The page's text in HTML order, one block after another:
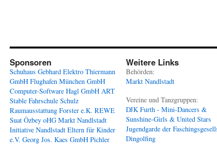
Sponsoren
Schuhaus Gebhard Elektro Thiermann
GmbH Flughafen München GmbH
Computer-Software Hagl GmbH ART
Stable Fahrschule Schulz
Raumausstattung Forster e.K. REWE
Suat Özbey oHG Markt Nandlstadt
Initiative Nandlstadt Eltern für Kinder
e.V. Georg Jos. Kaes GmbH Pichler
Weitere Links
Behörden:
Markt Nandlstadt
Vereine und Tanzgruppen:
DJK Furth - Mini-Dancers &
Sunshine-Girls & United Stars
Jugendgarde der
Dingolfing